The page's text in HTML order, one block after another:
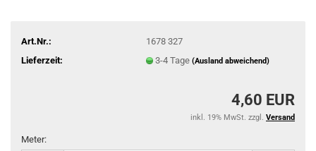
Art.Nr.:
1678 327
Lieferzeit:
3-4 Tage (Ausland abweichend)
4,60 EUR
inkl. 19% MwSt. zzgl. Versand
Meter: